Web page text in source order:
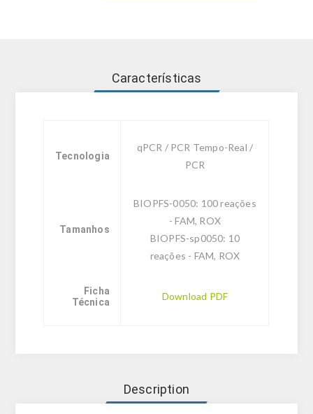
Características
Tecnologia
qPCR / PCR Tempo-Real /
PCR
Tamanhos
BIOPFS-0050: 100 reações
- FAM, ROX
BIOPFS-sp0050: 10
reações - FAM, ROX
Ficha
Técnica
Download PDF
Description